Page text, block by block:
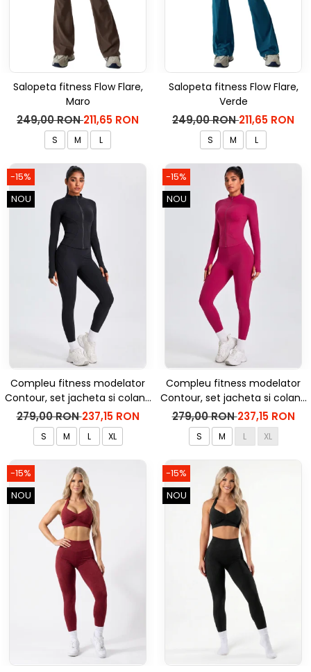
Salopeta fitness Flow Flare,
Maro
249,00 RON211,65 RON
S M L
Salopeta fitness Flow Flare,
Verde
249,00 RON211,65 RON
S M L
-15%
NOU
Compleu fitness modelator
Contour, set jacheta si colanti
cu talie inalta, Negru
279,00 RON237,15 RON
S M L XL
-15%
NOU
Compleu fitness modelator
Contour, set jacheta si colanti
cu talie inalta, Rosu Aprins
279,00 RON237,15 RON
S M L XL
-15%
NOU
-15%
NOU